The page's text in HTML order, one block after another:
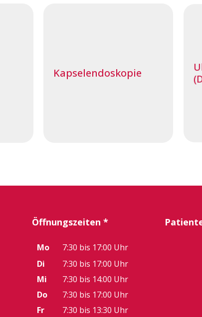
Kapselendoskopie
Öffnungszeiten *
Mo
7:30 bis 17:00 Uhr
Di
7:30 bis 17:00 Uhr
Mi
7:30 bis 14:00 Uhr
Do
7:30 bis 17:00 Uhr
Fr
7:30 bis 13:30 Uhr